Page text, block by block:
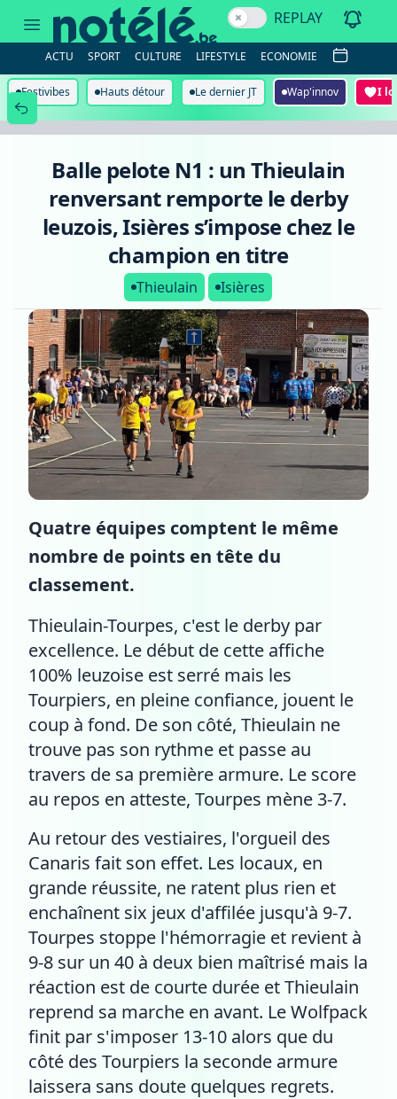
pelote
Thieulain
renversant
remporte
le
derby
champion
REPLAY
ACTU SPORT CULTURE LIFESTYLE ECONOMIE
Festivibes Hauts détour Le dernier JT Wap'innov I
Balle pelote N1 : un Thieulain
renversant remporte le derby
leuzois, Isières s’impose chez le
champion en titre
Thieulain Isières
Quatre équipes comptent le même
nombre de points en tête du
classement.
Thieulain-Tourpes, c'est le derby par
excellence. Le début de cette affiche
100% leuzoise est serré mais les
Tourpiers, en pleine confiance, jouent le
coup à fond. De son côté, Thieulain ne
trouve pas son rythme et passe au
travers de sa première armure. Le score
au repos en atteste, Tourpes mène 3-7.
Au retour des vestiaires, l'orgueil des
Canaris fait son effet. Les locaux, en
grande réussite, ne ratent plus rien et
enchaînent six jeux d'affilée jusqu'à 9-7.
Tourpes stoppe l'hémorragie et revient à
9-8 sur un 40 à deux bien maîtrisé mais la
réaction est de courte durée et Thieulain
reprend sa marche en avant. Le Wolfpack
finit par s'imposer 13-10 alors que du
côté des Tourpiers la seconde armure
laissera sans doute quelques regrets.